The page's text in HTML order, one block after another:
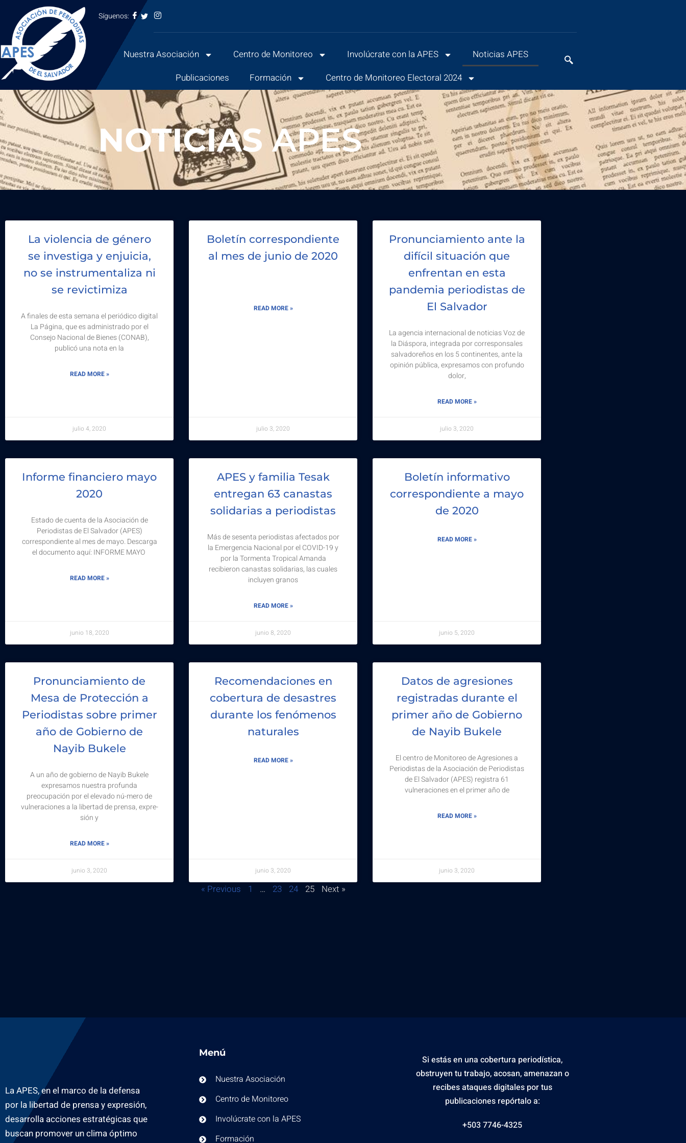
Saltar
al
contenido
Síguenos:
Nuestra Asociación Centro de Monitoreo Involúcrate con la APES
Noticias APES
Publicaciones
Formación Centro de Monitoreo Electoral 2024
NOTICIASAPES
La violencia de género
se investiga y enjuicia,
no se instrumentaliza ni
se revictimiza
A finales de esta semana el periódico digital
La Página, que es administrado por el
Consejo Nacional de Bienes (CONAB),
publicó una nota en la
READ MORE »
julio 4, 2020
Boletín correspondiente
al mes de junio de 2020
READ MORE »
julio 3, 2020
Pronunciamiento ante la
difícil situación que
enfrentan en esta
pandemia periodistas de
El Salvador
La agencia internacional de noticias Voz de
la Diáspora, integrada por corresponsales
salvadoreños en los 5 continentes, ante la
opinión pública, expresamos con profundo
dolor,
READ MORE »
julio 3, 2020
Informe financiero mayo
2020
Estado de cuenta de la Asociación de
Periodistas de El Salvador (APES)
correspondiente al mes de mayo. Descarga
el documento aquí: INFORME MAYO
READ MORE »
junio 18, 2020
APES y familia Tesak
entregan 63 canastas
solidarias a periodistas
Más de sesenta periodistas afectados por
la Emergencia Nacional por el COVID-19 y
por la Tormenta Tropical Amanda
recibieron canastas solidarias, las cuales
incluyen granos
READ MORE »
junio 8, 2020
Boletín informativo
correspondiente a mayo
de 2020
READ MORE »
junio 5, 2020
Pronunciamiento de
Mesa de Protección a
Periodistas sobre primer
año de Gobierno de
Nayib Bukele
A un año de gobierno de Nayib Bukele
expresamos nuestra profunda
preocupación por el elevado nú-mero de
vulneraciones a la libertad de prensa, expre-
sión y
READ MORE »
junio 3, 2020
Recomendaciones en
cobertura de desastres
durante los fenómenos
naturales
READ MORE »
junio 3, 2020
Datos de agresiones
registradas durante el
primer año de Gobierno
de Nayib Bukele
El centro de Monitoreo de Agresiones a
Periodistas de la Asociación de Periodistas
de El Salvador (APES) registra 61
vulneraciones en el primer año de
READ MORE »
junio 3, 2020
« Previous 1 … 23 24 25 Next »
La APES, en el marco de la defensa
por la libertad de prensa y expresión,
desarrolla acciones estratégicas que
buscan promover un clima óptimo
Menú
Nuestra Asociación
Centro de Monitoreo
Involúcrate con la APES
Formación
Si estás en una cobertura periodística,
obstruyen tu trabajo, acosan, amenazan o
recibes ataques digitales por tus
publicaciones repórtalo a:
+503 7746-4325